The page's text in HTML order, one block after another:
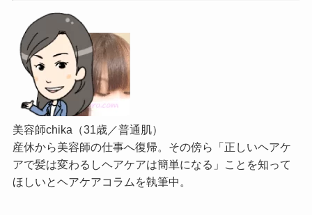
美容師chika（31歳／普通肌）
産休から美容師の仕事へ復帰。その傍ら「正しいヘアケ
アで髪は変わるしヘアケアは簡単になる」ことを知って
ほしいとヘアケアコラムを執筆中。